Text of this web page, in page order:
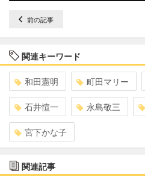
前の記事
関連キーワード
和田憲明 町田マリー
石井愃一 永島敬三
宮下かな子
関連記事